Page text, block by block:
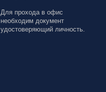
Для прохода в офис
необходим документ
удостоверяющий личность.